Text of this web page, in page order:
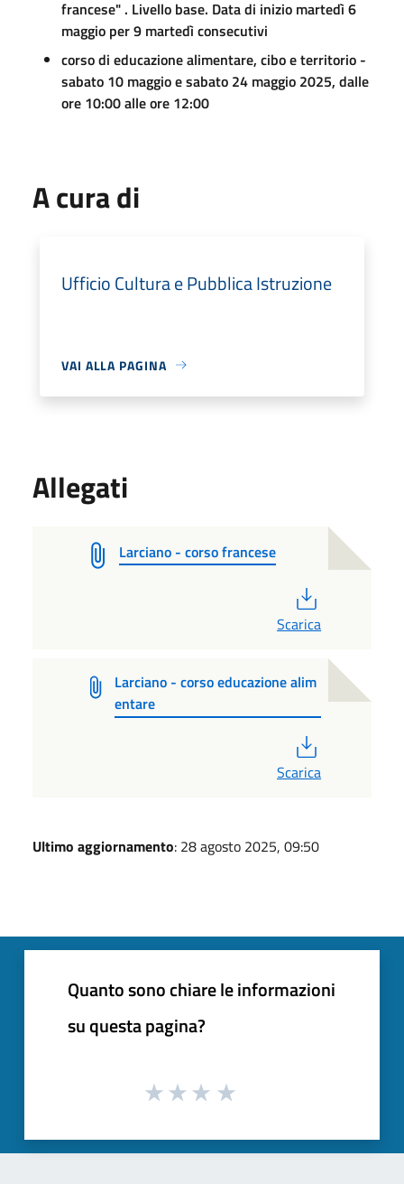
francese" . Livello base. Data di inizio martedì 6
maggio per 9 martedì consecutivi
corso di educazione alimentare, cibo e territorio -
sabato 10 maggio e sabato 24 maggio 2025, dalle
ore 10:00 alle ore 12:00
A cura di
Ufficio Cultura e Pubblica Istruzione
VAI ALLA PAGINA
Allegati
Larciano - corso francese
Scarica
Larciano - corso educazione alim
entare
Scarica
Ultimo aggiornamento: 28 agosto 2025, 09:50
Quanto sono chiare le informazioni
su questa pagina?